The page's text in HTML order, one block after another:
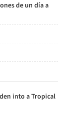
de un día a
into a Tropical